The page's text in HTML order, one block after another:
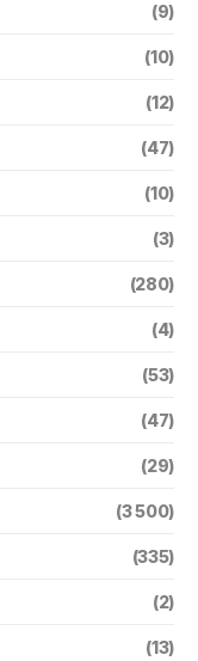
(9)
(10)
(12)
(47)
(10)
(3)
(280)
(4)
(53)
(47)
(29)
(3 500)
(335)
(2)
(13)